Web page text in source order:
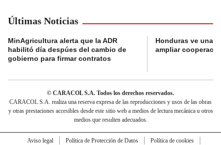
Últimas Noticias
MinAgricultura alerta que la ADR
habilitó día despúes del cambio de
gobierno para firmar contratos
Honduras ve una
ampliar
© CARACOL S.A. Todos los derechos reservados.
CARACOL S.A. realiza una reserva expresa de las reproducciones y usos de las obras
y otras prestaciones accesibles desde este sitio web a medios de lectura mecánica u otros
medios que resulten adecuados.
Aviso legal Política de Protección de Datos
Política de cookies